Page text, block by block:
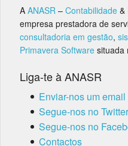
A ANASR– Contabilidade&
empresa prestadora de
consultadoria em gestão,
Primavera Softwaresituada
Liga-te à ANASR
Enviar-nos um email
Segue-nos no
Segue-nos no
Contactos